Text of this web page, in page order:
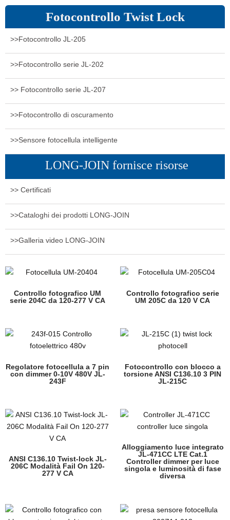
Fotocontrollo Twist Lock
>>Fotocontrollo JL-205
>>Fotocontrollo serie JL-202
>> Fotocontrollo serie JL-207
>>Fotocontrollo di oscuramento
>>Sensore fotocellula intelligente
LONG-JOIN fornisce risorse
>> Certificati
>>Cataloghi dei prodotti LONG-JOIN
>>Galleria video LONG-JOIN
Controllo fotografico UM
serie 204C da 120-277 V CA
Controllo fotografico serie
UM 205C da 120 V CA
Regolatore fotocellula a 7 pin
con dimmer 0-10V 480V JL-
243F
Fotocontrollo con blocco a
torsione ANSI C136.10 3 PIN
JL-215C
ANSI C136.10 Twist-lock JL-
206C Modalità Fail On 120-
277 V CA
Alloggiamento luce integrato
JL-471CC LTE Cat.1
Controller dimmer per luce
singola e luminosità di fase
diversa